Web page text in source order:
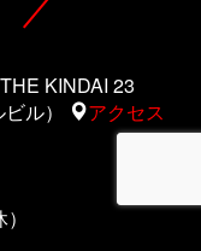
KINDAI 23
ル）
アクセス